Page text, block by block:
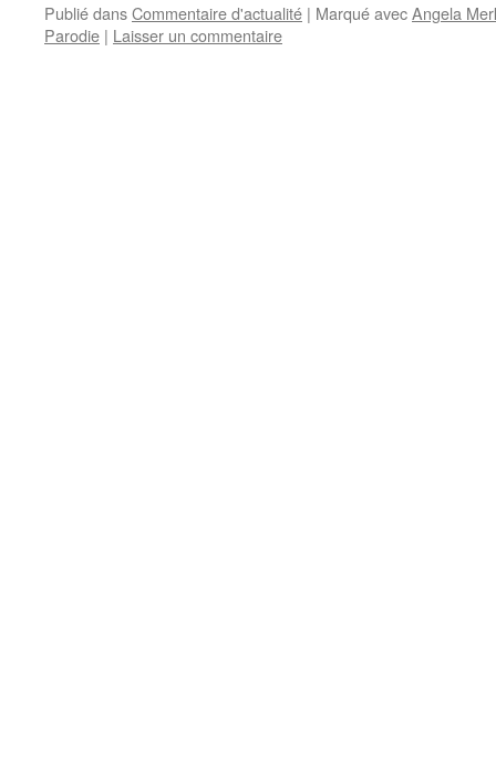
Publié dansCommentaire d'actualité | Marqué avecAngela
Parodie | Laisser un commentaire